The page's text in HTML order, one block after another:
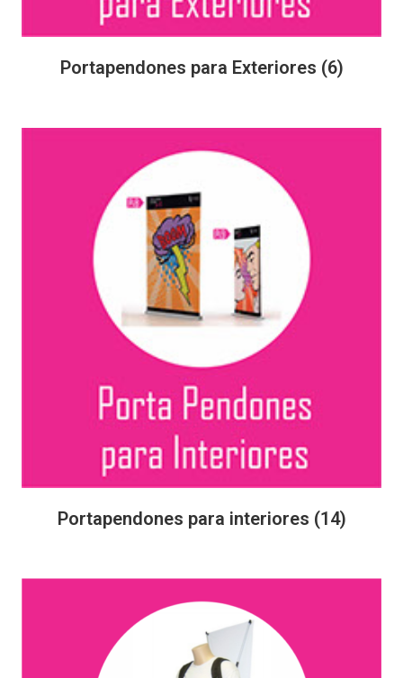
Portapendones para Exteriores (6)
Portapendones para interiores (14)